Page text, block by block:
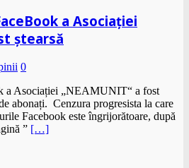
a Asociației
ștearsă
0
a Asociației „NEAMUNIT“ a fost
abonați. Cenzura progresista la care
Facebook este îngrijorătoare, după
” […]